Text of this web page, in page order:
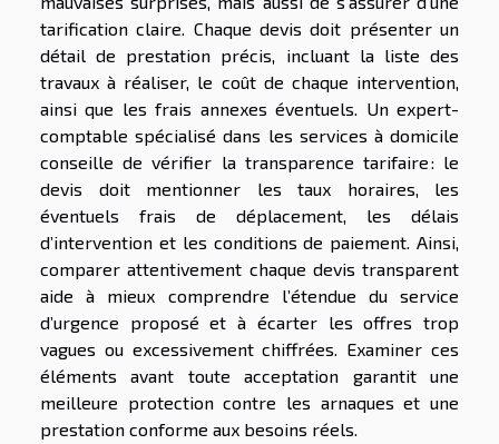
tarification claire. Chaque devis doit présenter un
détail de prestation précis, incluant la liste des
travaux à réaliser, le coût de chaque intervention,
ainsi que les frais annexes éventuels. Un expert-
comptable spécialisé dans les services à domicile
conseille de vérifier la transparence tarifaire : le
devis doit mentionner les taux horaires, les
éventuels frais de déplacement, les délais
d’intervention et les conditions de paiement. Ainsi,
comparer attentivement chaque devis transparent
aide à mieux comprendre l’étendue du service
d’urgence proposé et à écarter les offres trop
vagues ou excessivement chiffrées. Examiner ces
éléments avant toute acceptation garantit une
meilleure protection contre les arnaques et une
prestation conforme aux besoins réels.